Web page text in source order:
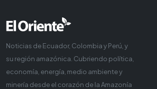
Noticias de Ecuador, Colombia y Perú, y
su región amazónica. Cubriendo política,
economía, energía, medio ambiente y
minería desde el corazón de la Amazonía